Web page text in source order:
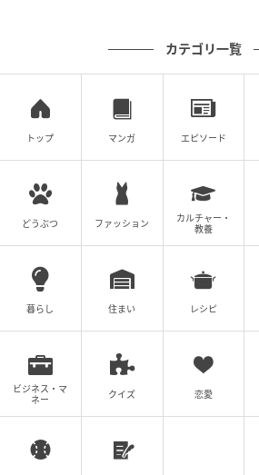
ウーマンエキサイト
カテゴリ一覧
トップ マンガ エピソード
どうぶつ ファッション
カルチャー・
教養
暮らし 住まい レシピ
ビジネス・マ
ネー
クイズ 恋愛